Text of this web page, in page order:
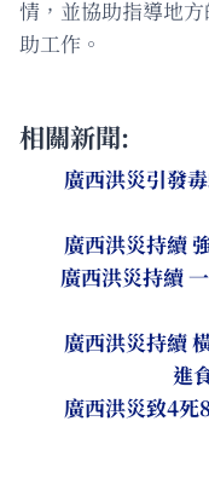
情，並協助指導地
助工作。
相關新聞:
廣西洪災引發
廣西洪災持續
廣西洪災持續
廣西洪災持續
進
廣西洪災致4死